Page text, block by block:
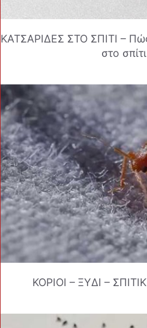
ΚΑΤΣΑΡΙΔΕΣ ΣΤΟ ΣΠΙΤΙ –
στο
ΚΟΡΙΟΙ – ΞΥΔΙ –